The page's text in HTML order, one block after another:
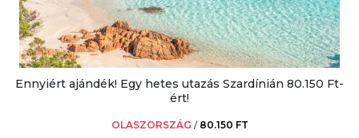
Ennyiért ajándék! Egy hetes utazás Szardínián 80.150 Ft-
ért!
OLASZORSZÁG / 80.150 FT